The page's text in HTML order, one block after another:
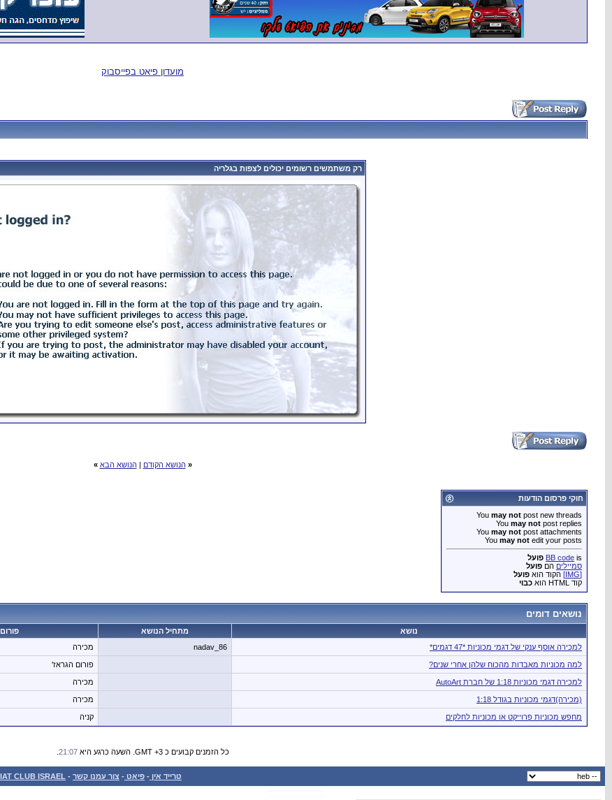
מועדון פיאט בפייסבוק
רק משתמשים רשומים יכולים לצפות בגלריה
« הנושא הקודם | הנושא הבא »
חוקי פרסום הודעות
You may not post new threads
You may not post replies
You may not post attachments
You may not edit your posts
BB code is
פועל
סמיילים הם פועל
[IMG]
הקוד הוא פועל
קוד HTML הוא
כבוי
נושאים דומים
נושא מתחיל הנושא פורום
למכירה אוסף ענקי של דגמי מכוניות *47 דגמים*
nadav_86 מכירה
למה מכוניות מאבדות מהכוח שלהן אחרי שנים? פורום הגראז'
למכירה דגמי מכוניות 1:18 של חברת AutoArt מכירה
(מכירה)דגמי מכוניות בגודל 1:18 מכירה
מחפש מכוניות פרוייקט או מכוניות לחלקים קניה
כל הזמנים קבועים כ GMT +3. השעה כרגע היא 21:07
טרייד אין - פיאט - צור עמנו קשר -
CLUB ISRAEL